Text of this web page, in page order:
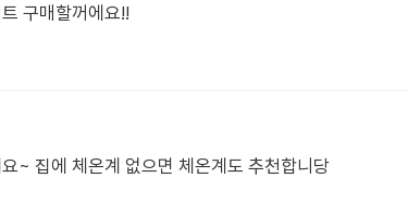
구매할꺼에요!!
~ 집에 체온계 없으면 체온계도 추천합니당